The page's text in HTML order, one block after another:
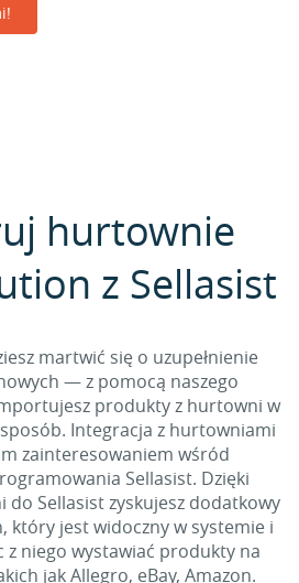
hurtownie
z Sellasist
martwić się o uzupełnienie
— z pomocą naszego
produkty z hurtowni w
Integracja z hurtowniami
zainteresowaniem wśród
Sellasist. Dzięki
do Sellasist zyskujesz dodatkowy
który jest widoczny w systemie i
z niego wystawiać produkty na
jak Allegro, eBay, Amazon.